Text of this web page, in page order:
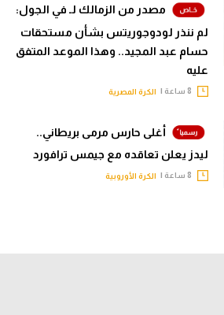
مصدر من الزمالك لـ في الجول:
لم ننذر لودوجوريتس بشأن مستحقات
حسام عبد المجيد.. وهذا الموعد المتفق
عليه
الكرة المصرية
أغلى حارس مرمى بريطاني..
ليدز يعلن تعاقده مع جيمس ترافورد
الكرة الأوروبية